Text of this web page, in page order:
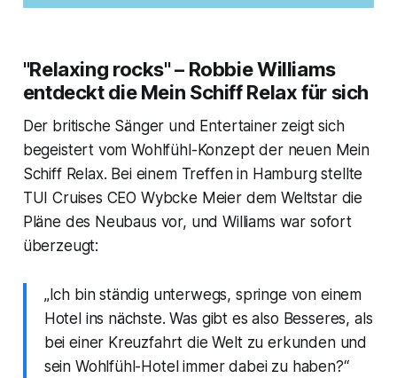
"Relaxing rocks" – Robbie Williams
entdeckt dieMein Schiff Relaxfür sich
Der britische Sänger und Entertainer zeigt sich
begeistert vom Wohlfühl-Konzept der neuen Mein
Schiff Relax. Bei einem Treffen in Hamburg stellte
TUI Cruises CEO Wybcke Meier dem Weltstar die
Pläne des Neubaus vor, und Williams war sofort
überzeugt:
„Ich bin ständig unterwegs, springe von einem
Hotel ins nächste. Was gibt es also Besseres, als
bei einer Kreuzfahrt die Welt zu erkunden und
sein Wohlfühl-Hotel immer dabei zu haben?“